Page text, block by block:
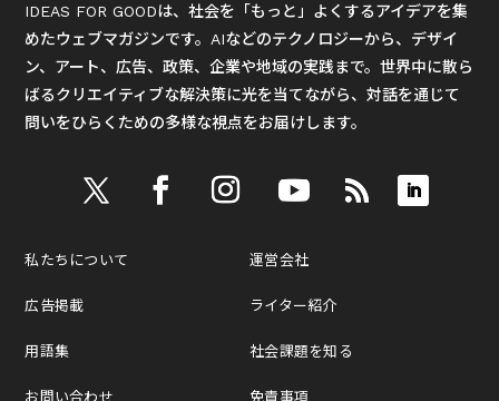
IDEAS FOR GOODは、社会を「もっと」よくするアイデアを集
めたウェブマガジンです。AIなどのテクノロジーから、デザイ
ン、アート、広告、政策、企業や地域の実践まで。世界中に散ら
ばるクリエイティブな解決策に光を当てながら、対話を通じて
問いをひらくための多様な視点をお届けします。
私たちについて
広告掲載
用語集
お問い合わせ
運営会社
ライター紹介
社会課題を知る
免責事項